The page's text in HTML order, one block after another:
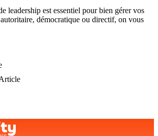
leadership est essentiel pour bien gérer vos
démocratique ou directif, on vous